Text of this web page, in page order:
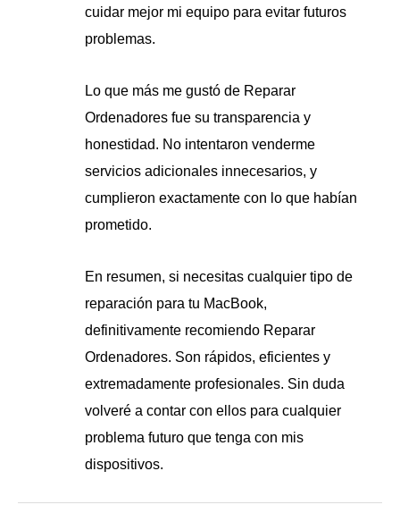
cuidar mejor mi equipo para evitar futuros
problemas.
Lo que más me gustó de Reparar
Ordenadores fue su transparencia y
honestidad. No intentaron venderme
servicios adicionales innecesarios, y
cumplieron exactamente con lo que habían
prometido.
En resumen, si necesitas cualquier tipo de
reparación para tu MacBook,
definitivamente recomiendo Reparar
Ordenadores. Son rápidos, eficientes y
extremadamente profesionales. Sin duda
volveré a contar con ellos para cualquier
problema futuro que tenga con mis
dispositivos.